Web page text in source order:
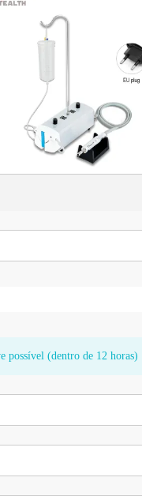
possível (dentro de 12 horas)